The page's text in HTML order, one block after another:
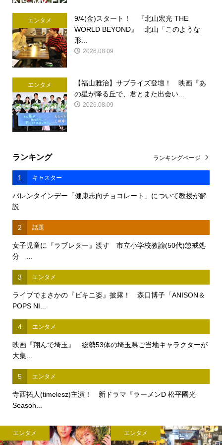
エンタメ
9/4(金)スタート！ 『北山宏光 THE
WORLD BEYOND』 北山「このような
形...
2026.08.09
エンタメ
【福山雅治】サプライズ登壇！ 映画『あ
の星が降る丘で、君とまた出会い...
2026.08.09
ランキング
1 キャスター
バレンタインデー「健康志向チョコレート」について教授が解
説
2 話題
女子児童に『ラブレター』渡す 市立小学校教諭(50代)懲戒処
分 ...
3 エンタメ
ライブでまさかの『ビキニ姿』披露！ 森口博子「ANISON＆
POPS NI...
4 エンタメ
映画『翔んで埼玉』 総勢53体の埼玉県ご当地キャラクターが
大集...
5 エンタメ
寺西拓人(timelesz)主演！ 新ドラマ『ラーメンD 松平國光
Season...
ランキングページ
エンタメ エンタメ